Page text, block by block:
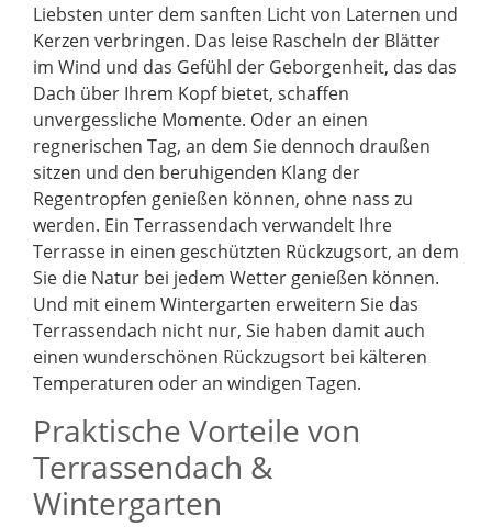
Liebsten unter dem sanften Licht von Laternen und
Kerzen verbringen. Das leise Rascheln der Blätter
im Wind und das Gefühl der Geborgenheit, das das
Dach über Ihrem Kopf bietet, schaffen
unvergessliche Momente. Oder an einen
regnerischen Tag, an dem Sie dennoch draußen
sitzen und den beruhigenden Klang der
Regentropfen genießen können, ohne nass zu
werden. Ein Terrassendach verwandelt Ihre
Terrasse in einen geschützten Rückzugsort, an dem
Sie die Natur bei jedem Wetter genießen können.
Und mit einem Wintergarten erweitern Sie das
Terrassendach nicht nur, Sie haben damit auch
einen wunderschönen Rückzugsort bei kälteren
Temperaturen oder an windigen Tagen.
Praktische Vorteile von
Terrassendach &
Wintergarten